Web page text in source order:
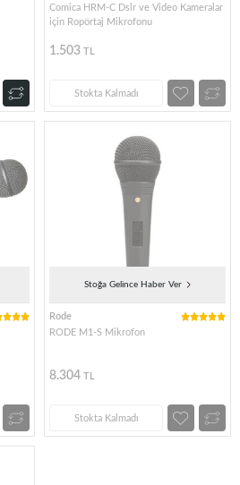
Comica HRM-C Dslr ve Video Kameralar
için Ropörtaj Mikrofonu
1.503 TL
Stokta Kalmadı
Stoğa Gelince Haber Ver
Rode
RODE M1-S Mikrofon
8.304 TL
Stokta Kalmadı